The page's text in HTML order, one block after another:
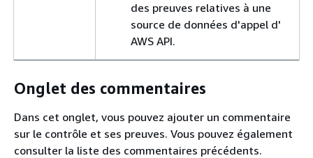
des preuves relatives à une
source de données d'appel d'
AWS API.
Onglet des commentaires
Dans cet onglet, vous pouvez ajouter un commentaire
sur le contrôle et ses preuves. Vous pouvez également
consulter la liste des commentaires précédents.